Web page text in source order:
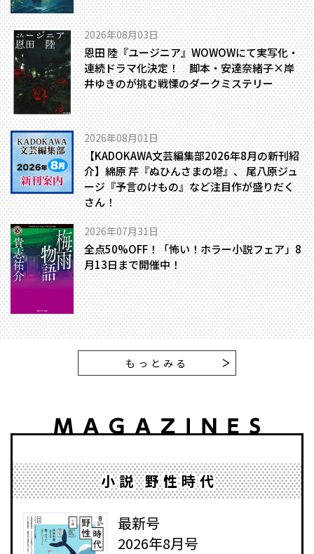
2026年08月03日
恩田 陸『ユージニア』WOWOWにて実写化・
連続ドラマ化決定！ 脚本・安達奈緒子×岸
井ゆきのが挑む戦慄のダークミステリー
2026年08月01日
【KADOKAWA文芸編集部2026年8月の新刊紹
介】綿原 芹『ぬひんさまの塔』、 尾八原ジュ
ージ『予言のけもの』など注目作が盛りだく
さん！
2026年07月31日
全点50%OFF！「怖い！ホラー小説フェア」8
月13日まで開催中！
もっとみる
小説 野性時代
最新号
2026年8月号